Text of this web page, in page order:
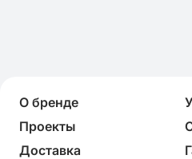
О бренде
Проекты
Доставка